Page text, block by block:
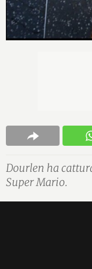
Dourlen ha
Super Mario.